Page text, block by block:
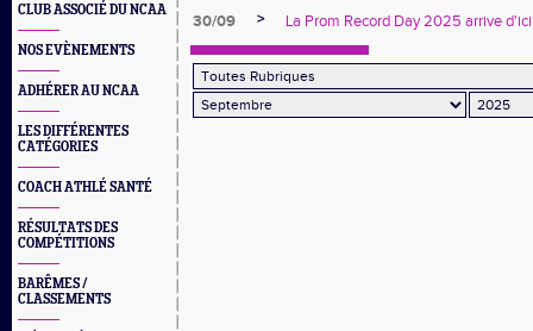
CLUB ASSOCIÉ DU NCAA
NOS EVÈNEMENTS
ADHÉRER AU NCAA
LES DIFFÉRENTES
CATÉGORIES
COACH ATHLÉ SANTÉ
RÉSULTATS DES
COMPÉTITIONS
BARÊMES /
CLASSEMENTS
30/09 > La Prom Record Day 2025 arrive